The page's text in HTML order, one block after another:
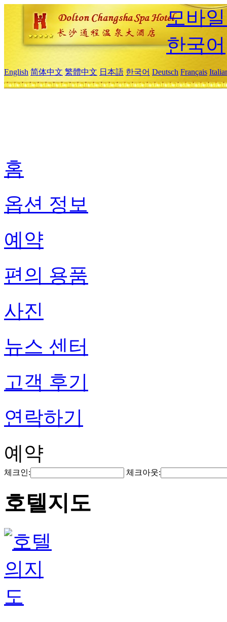
모바
한국어
English 简体中文 繁體中文 日本語 한국어 Deutsch Français
홈
옵션 정보
예약
편의 용품
사진
뉴스 센터
고객 후기
연락하기
예약
체크인: 체크아웃:
호텔지도